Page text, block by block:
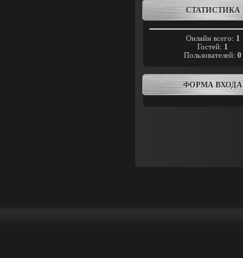
СТАТИСТИКА
Онлайн всего: 1
Гостей: 1
Пользователей: 0
ФОРМА ВХОДА